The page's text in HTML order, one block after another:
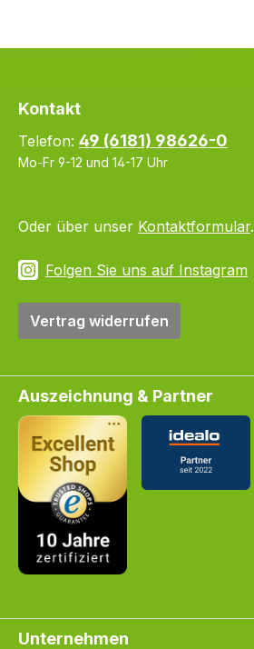
Kontakt
Telefon: 49 (6181) 98626-0
Mo-Fr 9-12 und 14-17 Uhr
Oder über unser Kontaktformular.
Folgen Sie uns auf Instagram
Vertrag widerrufen
Auszeichnung & Partner
Unternehmen